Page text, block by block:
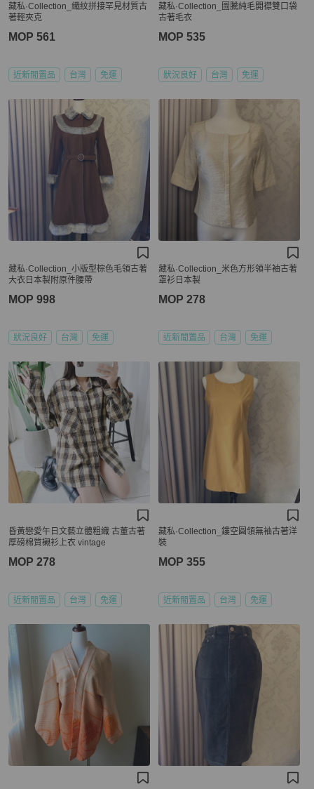
藏私·Collection_織紋拼接罕見材質古
著輕夾克
MOP 561
近新閒置品 台灣 免運
藏私·Collection_圖騰純毛開襟雙口袋
古著毛衣
MOP 535
狀況良好 台灣 免運
藏私·Collection_小版型棕色毛領古著
大衣日本製附原件腰帶
MOP 998
狀況良好 台灣 免運
藏私·Collection_米色方形領半袖古著
罩衫日本製
MOP 278
近新閒置品 台灣 免運
昏黃戀愛午日文藝立體粗織 古董古著
厚磅棉質襯衫上衣 vintage
MOP 278
近新閒置品 台灣 免運
藏私·Collection_鏤空圓領無袖古著洋
裝
MOP 355
近新閒置品 台灣 免運